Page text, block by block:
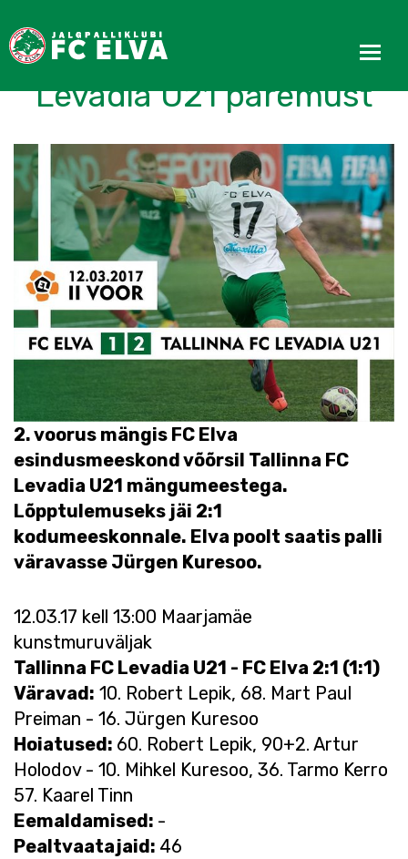
Esindus pidi tunnistama
Levadia U21 paremust
2. voorus mängis FC Elva
esindusmeeskond võõrsil Tallinna FC
Levadia U21 mängumeestega.
Lõpptulemuseks jäi 2:1
kodumeeskonnale. Elva poolt saatis palli
väravasse Jürgen Kuresoo.
12.03.17 kell 13:00 Maarjamäe
kunstmuruväljak
Tallinna FC Levadia U21 - FC Elva 2:1 (1:1)
Väravad: 10. Robert Lepik, 68. Mart Paul
Preiman - 16. Jürgen Kuresoo
Hoiatused: 60. Robert Lepik, 90+2. Artur
Holodov - 10. Mihkel Kuresoo, 36. Tarmo Kerro
57. Kaarel Tinn
Eemaldamised: -
Pealtvaatajaid: 46